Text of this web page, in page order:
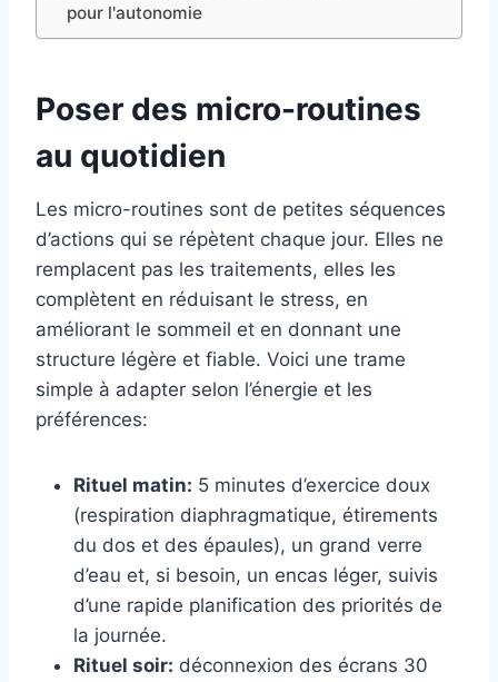
pour l'autonomie
Poser des micro-routines
au quotidien
Les micro-routines sont de petites séquences
d’actions qui se répètent chaque jour. Elles ne
remplacent pas les traitements, elles les
complètent en réduisant le stress, en
améliorant le sommeil et en donnant une
structure légère et fiable. Voici une trame
simple à adapter selon l’énergie et les
préférences:
Rituel matin: 5 minutes d’exercice doux
(respiration diaphragmatique, étirements
du dos et des épaules), un grand verre
d’eau et, si besoin, un encas léger, suivis
d’une rapide planification des priorités de
la journée.
Rituel soir: déconnexion des écrans 30